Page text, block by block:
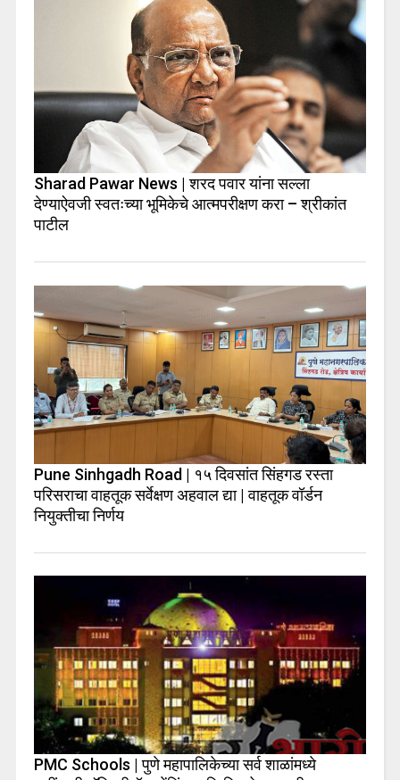
Sharad Pawar News | शरद पवार यांना सल्ला
देण्याऐवजी स्वतःच्या भूमिकेचे आत्मपरीक्षण करा – श्रीकांत
पाटील
Pune Sinhgadh Road | १५ दिवसांत सिंहगड रस्ता
परिसराचा वाहतूक सर्वेक्षण अहवाल द्या | वाहतूक वॉर्डन
नियुक्तीचा निर्णय
PMC Schools | पुणे महापालिकेच्या सर्व शाळांमध्ये